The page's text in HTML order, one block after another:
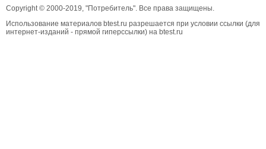
Copyright © 2000-2019, "Потребитель". Все права защищены.
Использование материалов btest.ru разрешается при условии ссылки (для
интернет-изданий - прямой гиперссылки) на btest.ru